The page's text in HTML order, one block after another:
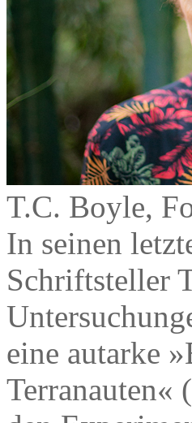
T.C. Boyle,
In seinen
Schriftsteller
eine autarke
Terranauten«